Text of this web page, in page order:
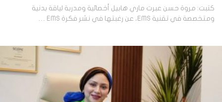
كتبت: مروة حسن عبرت ماري هابيل أخصائية ومدربة لياقة بدنية
ومتخصصة في تقنية EMS، عن رغبتها في نشر فكرة EMS …